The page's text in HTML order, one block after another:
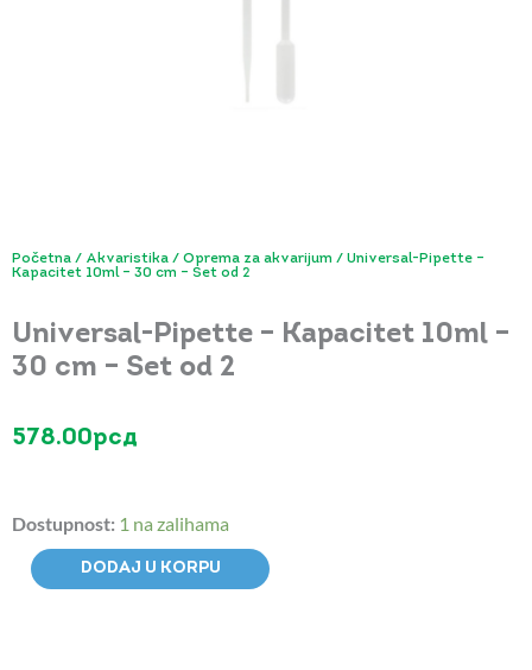
Početna / Akvaristika / Oprema za akvarijum / Universal-Pipette –
Kapacitet 10ml – 30 cm – Set od 2
Universal-Pipette – Kapacitet 10ml –
30 cm – Set od 2
578.00рсд
Dostupnost: 1 na zalihama
Pipette
Kapacitet
DODAJ U KORPU